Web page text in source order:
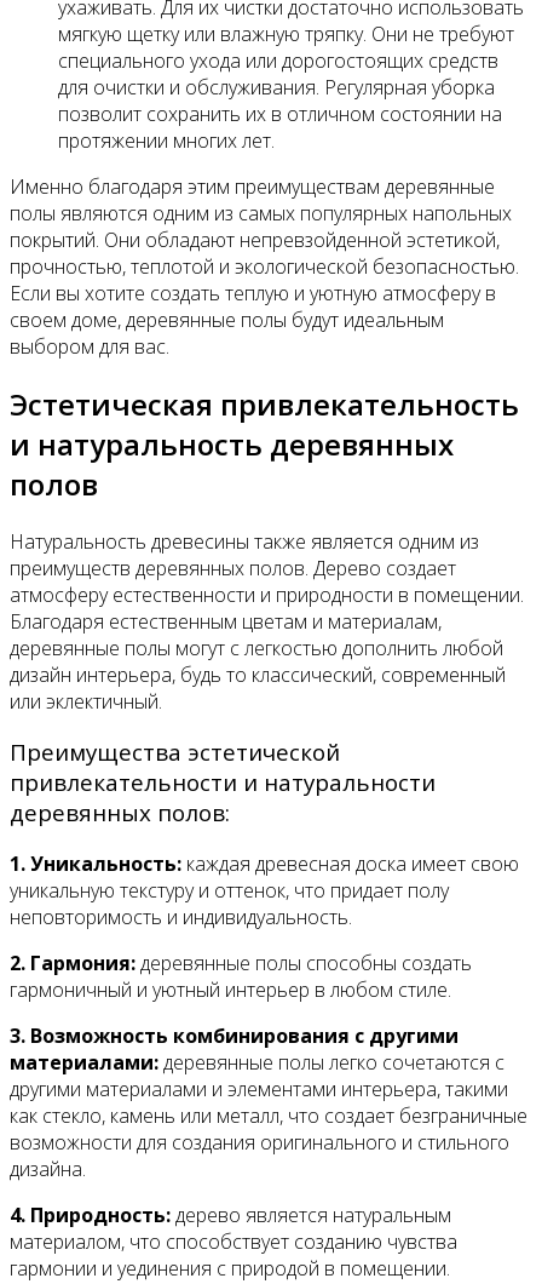
ухаживать. Для их чистки достаточно использовать
мягкую щетку или влажную тряпку. Они не требуют
специального ухода или дорогостоящих средств
для очистки и обслуживания. Регулярная уборка
позволит сохранить их в отличном состоянии на
протяжении многих лет.
Именно благодаря этим преимуществам деревянные
полы являются одним из самых популярных напольных
покрытий. Они обладают непревзойденной эстетикой,
прочностью, теплотой и экологической безопасностью.
Если вы хотите создать теплую и уютную атмосферу в
своем доме, деревянные полы будут идеальным
выбором для вас.
Эстетическая привлекательность
и натуральность деревянных
полов
Натуральность древесины также является одним из
преимуществ деревянных полов. Дерево создает
атмосферу естественности и природности в помещении.
Благодаря естественным цветам и материалам,
деревянные полы могут с легкостью дополнить любой
дизайн интерьера, будь то классический, современный
или эклектичный.
Преимущества эстетической
привлекательности и натуральности
деревянных полов:
1. Уникальность: каждая древесная доска имеет свою
уникальную текстуру и оттенок, что придает полу
неповторимость и индивидуальность.
2. Гармония:деревянные полы способны создать
гармоничный и уютный интерьер в любом стиле.
3. Возможность комбинирования с другими
материалами:деревянные полы легко сочетаются с
другими материалами и элементами интерьера, такими
как стекло, камень или металл, что создает безграничные
возможности для создания оригинального и стильного
дизайна.
4. Природность:дерево является натуральным
материалом, что способствует созданию чувства
гармонии и уединения с природой в помещении.